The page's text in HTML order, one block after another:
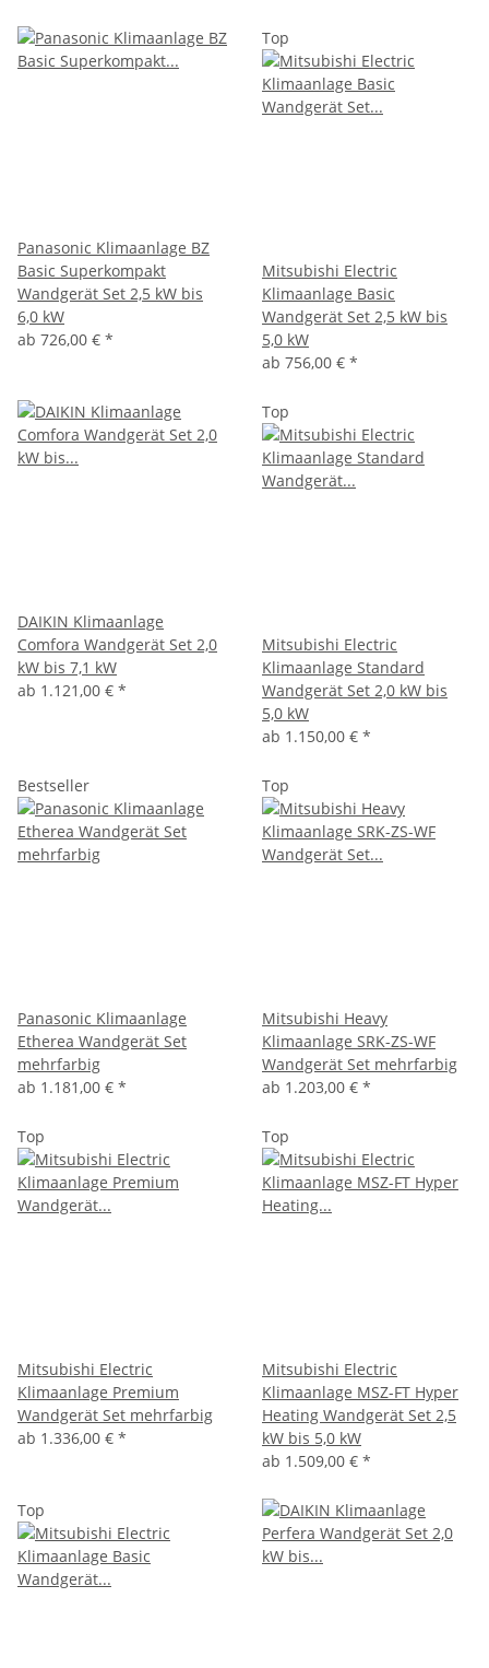
Panasonic Klimaanlage BZ
Basic Superkompakt
Wandgerät Set 2,5 kW bis
6,0 kW
ab 726,00 € *
Top
Mitsubishi Electric
Klimaanlage Basic
Wandgerät Set 2,5 kW bis
5,0 kW
ab 756,00 € *
DAIKIN Klimaanlage
Comfora Wandgerät Set 2,0
kW bis 7,1 kW
ab 1.121,00 € *
Top
Mitsubishi Electric
Klimaanlage Standard
Wandgerät Set 2,0 kW bis
5,0 kW
ab 1.150,00 € *
Bestseller
Panasonic Klimaanlage
Etherea Wandgerät Set
mehrfarbig
ab 1.181,00 € *
Top
Mitsubishi Heavy
Klimaanlage SRK-ZS-WF
Wandgerät Set mehrfarbig
ab 1.203,00 € *
Top
Mitsubishi Electric
Klimaanlage Premium
Wandgerät Set mehrfarbig
ab 1.336,00 € *
Top
Mitsubishi Electric
Klimaanlage MSZ-FT Hyper
Heating Wandgerät Set 2,5
kW bis 5,0 kW
ab 1.509,00 € *
Top